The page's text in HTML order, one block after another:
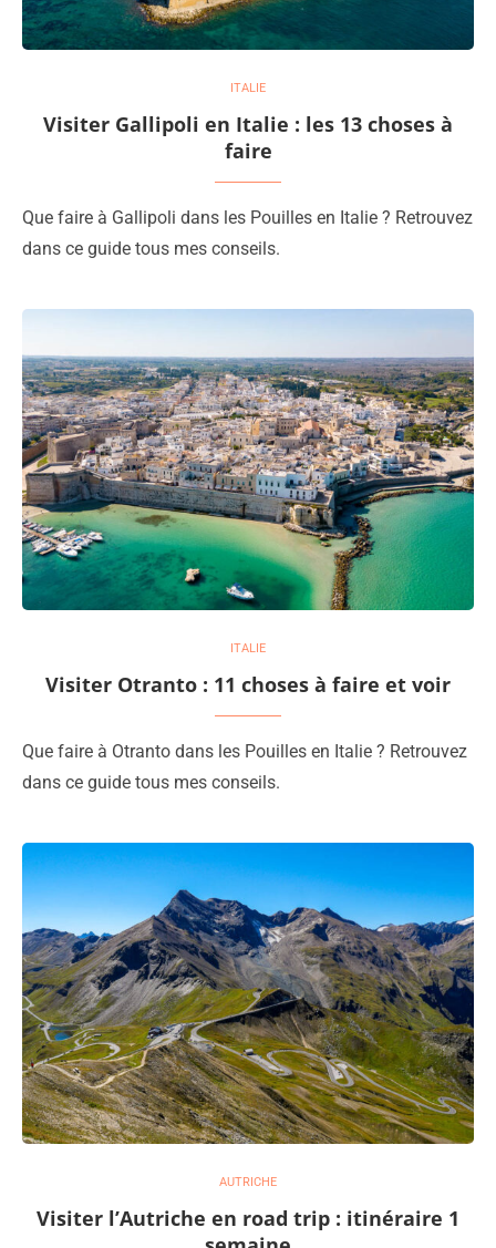
ITALIE
Visiter Gallipoli en Italie : les 13 choses à
faire
Que faire à Gallipoli dans les Pouilles en Italie ? Retrouvez
dans ce guide tous mes conseils.
ITALIE
Visiter Otranto : 11 choses à faire et voir
Que faire à Otranto dans les Pouilles en Italie ? Retrouvez
dans ce guide tous mes conseils.
AUTRICHE
Visiter l’Autriche en road trip : itinéraire 1